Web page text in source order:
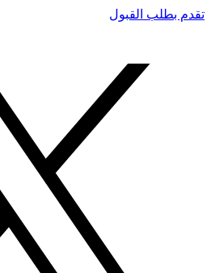
تقدم بطلب القبول